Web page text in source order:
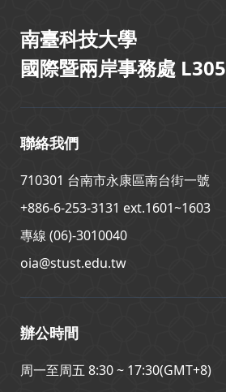
南臺科技大學
國際暨兩岸事務處 L305
聯絡我們
710301 台南市永康區南台街一號
+886-6-253-3131 ext.1601~1603
專線 (06)-3010040
oia@stust.edu.tw
辦公時間
周一至周五 8:30 ~ 17:30(GMT+8)